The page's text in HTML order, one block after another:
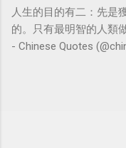
人生的目的有二：先是
的。只有最明智的人類
- Chinese Quotes